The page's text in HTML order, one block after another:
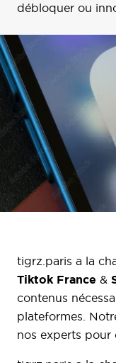
débloquer ou
tigrz.paris a la
Tiktok France &
contenus
plateformes.
nos experts pour